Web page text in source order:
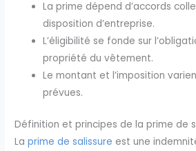
La prime dépend d’accords
disposition d’entreprise.
L’éligibilité se fonde sur
propriété du vêtement.
Le montant et l’imposition
prévues.
Définition et principes de la prime de
Laprime de salissure est une